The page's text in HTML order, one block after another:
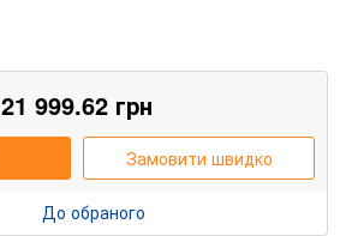
21 999.62 грн
Замовити швидко
До обраного